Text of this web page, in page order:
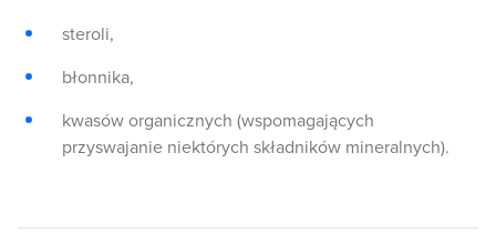
steroli,
błonnika,
kwasów organicznych (wspomagających
przyswajanie niektórych składników mineralnych).